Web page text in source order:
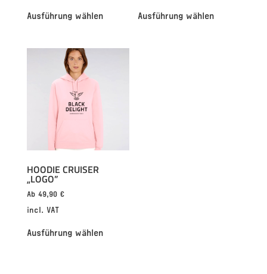
Ausführung wählen Ausführung wählen
HOODIE CRUISER
„LOGO”
Ab 49,90 €
incl. VAT
Ausführung wählen